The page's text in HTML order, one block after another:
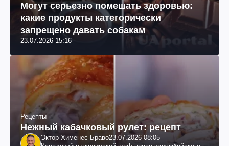
Могут серьезно помешать здоровью:
какие продукты категорически
запрещено давать собакам
23.07.2026 15:16
Рецепты
Нежный кабачковый рулет: рецепт
Эктор Хименес-Браво23.07.2026 08:05